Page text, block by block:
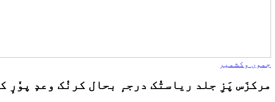
جموں وکشمیر
مرکزَس پَزِ جلد ریاستُک درجہٕ بحال کرنُک وعدٕ پوٗرٕ